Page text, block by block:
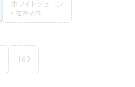
ホワイトデューン
160